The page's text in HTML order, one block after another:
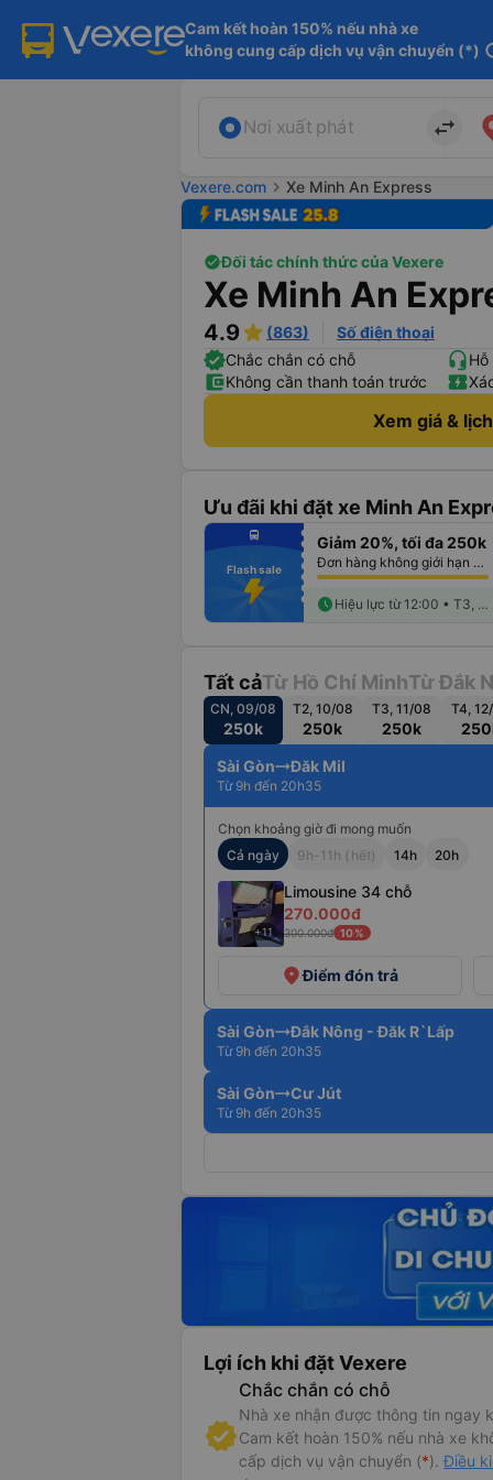
Cam kết hoàn 150% nếu nhà xe
không cung cấp dịch vụ vận chuyển (*)
Nơi xuất phát import_export
Vexere.com chevron_right Xe Minh An Express
Đối tác chính thức của Vexere
Xe Minh An
4.9 (863)
Số điện thoại
Chắc chắn có chỗ
Không cần thanh toán trước
Xem giá &
Ưu đãi khi đặt xe Minh An
fiber_manual_record
fiber_manual_record
fiber_manual_record
fiber_manual_record
fiber_manual_record
fiber_manual_record
fiber_manual_record
directions_bus
Flash sale
Giảm 20%, tối đa 250k
Đơn hàng không giới hạn số lượng vé
schedule Hiệu lực từ 12:00 • T3, 25/08
Tất cảTừ Hồ Chí MinhTừ Đắk
CN, 09/08
250k
T2, 10/08
250k
T3, 11/08
250k
T4,
Sài Gòn Đăk Mil
Từ 9h đến 20h35
Chọn khoảng giờ đi mong muốn
Cả ngày
9h-11h (hết) 14h 20h
+11
Limousine 34 chỗ
270.000đ
300.000đ 10%
placeĐiểm đón trả
Sài Gòn Đắk Nông - Đăk R`Lấp
Từ 9h đến 20h35
Sài Gòn Cư Jút
Từ 9h đến 20h35
Lợi ích khi đặt Vexere
Chắc chắn có chỗ
Nhà xe nhận được thông tin ngay
Cam kết hoàn 150% nếu nhà xe
cấp dịch vụ vận chuyển (*). Điều
tin xe Minh An Express
bán vé trực tuyến xe giường nằm Thư Kỳ đi Dak Nông từ Sài